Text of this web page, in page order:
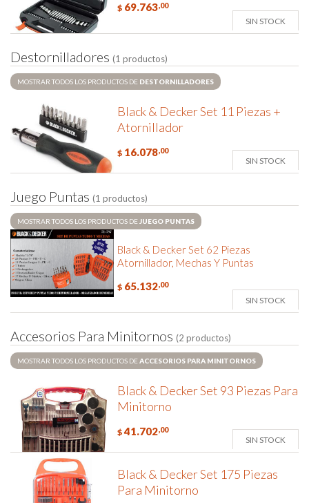
$ 69.763,00
SIN STOCK
Destornilladores (1 productos)
MOSTRAR TODOS LOS PRODUCTOS DE DESTORNILLADORES
Black & Decker Set 11 Piezas +
Atornillador
$ 16.078,00
SIN STOCK
Juego Puntas (1 productos)
MOSTRAR TODOS LOS PRODUCTOS DE JUEGO PUNTAS
Black & Decker Set 62 Piezas
Atornillador, Mechas Y Puntas
$ 65.132,00
SIN STOCK
Accesorios Para Minitornos (2 productos)
MOSTRAR TODOS LOS PRODUCTOS DEACCESORIOS PARA MINITORNOS
Black & Decker Set 93 Piezas Para
Minitorno
$ 41.702,00
SIN STOCK
Black & Decker Set 175 Piezas
Para Minitorno